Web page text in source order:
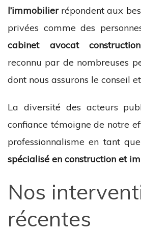
l’immobilierrépondent aux
privées comme des
cabinet avocat
reconnu par de nombreuses
dont nous assurons le conseil
La diversité des acteurs
confiance témoigne de notre
professionnalisme en tant que
spécialisé en construction et
Nos
récentes